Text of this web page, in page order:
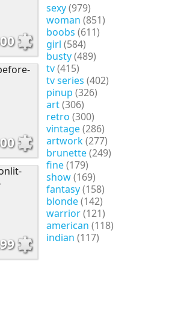
sexy(979)
woman (851)
boobs (611)
girl (584)
busty(489)
tv(415)
tv series (402)
pinup (326)
art(306)
retro (300)
vintage(286)
artwork(277)
brunette(249)
fine(179)
show(169)
fantasy(158)
blonde(142)
warrior(121)
american (118)
indian (117)